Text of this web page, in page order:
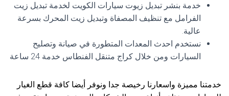
خدمة بنشر تبديل زيوت سيارات الكويت لخدمة تبديل زيت
الفرامل مع تنظيف المصفاة وتبديل زيت المحرك بسرعة
عالية.
نستخدم احدث المعدات المتطورة في صيانة وتصليح
السيارات ومن خلال كراج متنقل الفنطاس خدمة 24 ساعة
خدمتنا مميزة واسعارنا رخيصة جدا ونوفر أيضا كافة قطع الغيار